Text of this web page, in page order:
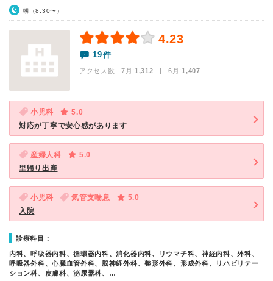
朝（8:30〜）
4.23
19件
アクセス数 7月:1,312 | 6月:1,407
小児科
5.0
対応が丁寧で安心感があります
産婦人科
5.0
里帰り出産
小児科 気管支喘息
5.0
入院
診療科目：
内科、呼吸器内科、循環器内科、消化器内科、リウマチ科、神経内科、外科、
呼吸器外科、心臓血管外科、脳神経外科、整形外科、形成外科、リハビリテー
ション科、皮膚科、泌尿器科、…